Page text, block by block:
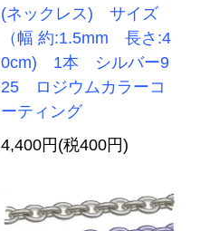
(ネックレス) サイズ
（幅 約:1.5mm 長さ:4
0cm) 1本 シルバー9
25 ロジウムカラーコ
ーティング
4,400円(税400円)